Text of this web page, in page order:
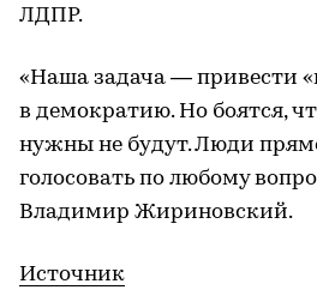
ЛДПР.
«Наша задача — привести
в демократию. Но боятся,
нужны не будут. Люди
голосовать по любому
Владимир Жириновский.
Источник